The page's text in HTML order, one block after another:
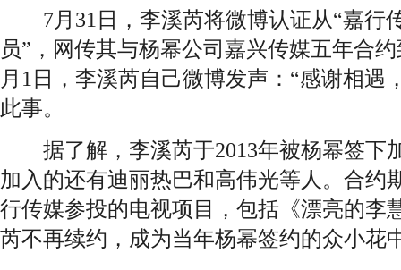
7月31日，李溪芮将微博认证从“嘉行
员”，网传其与杨幂公司嘉兴传媒五年合
月1日，李溪芮自己微博发声：“感谢相遇
此事。
据了解，李溪芮于2013年被杨幂签下
加入的还有迪丽热巴和高伟光等人。合约
行传媒参投的电视项目，包括《漂亮的李
芮不再续约，成为当年杨幂签约的众小花